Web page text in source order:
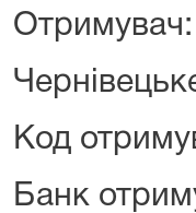
Код
Банк